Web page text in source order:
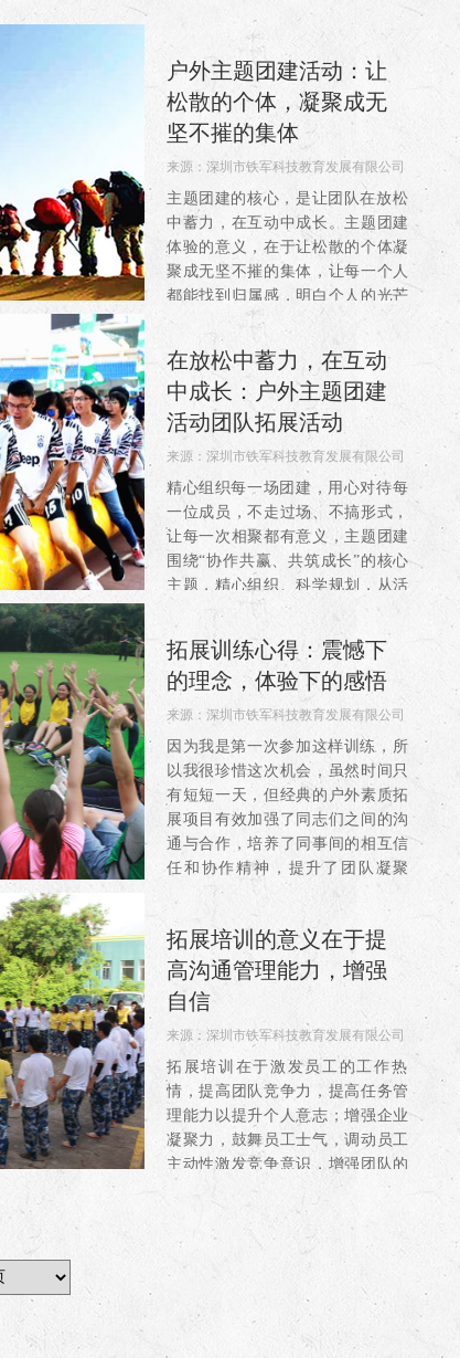
户外主题团建活动：让
松散的个体，凝聚成无
坚不摧的集体
来源： 深圳市铁军科技教育发展有限公司
阅读：208
主题团建的核心，是让团队在放松
中蓄力，在互动中成长。主题团建
体验的意义，在于让松散的个体凝
聚成无坚不摧的集体，让每一个人
都能找到归属感，明白个人的光芒
有限，团队的合力无穷，让每一个
人都能找到归属感，让松散的个
体，凝聚成无坚不摧的集体，心往
一...
在放松中蓄力，在互动
中成长：户外主题团建
活动团队拓展活动
来源： 深圳市铁军科技教育发展有限公司
阅读：406
精心组织每一场团建，用心对待每
一位成员，不走过场、不搞形式，
让每一次相聚都有意义，主题团建
围绕“协作共赢、共筑成长”的核心
主题，精心组织、科学规划，从活
动方案的制定到现场执行的每一个
细节，都充分考虑团队的实际需
求，这场团建是一次团队的重新
集...
拓展训练心得：震憾下
的理念，体验下的感悟
来源： 深圳市铁军科技教育发展有限公司
阅读：4648
因为我是第一次参加这样训练，所
以我很珍惜这次机会，虽然时间只
有短短一天，但经典的户外素质拓
展项目有效加强了同志们之间的沟
通与合作，培养了同事间的相互信
任和协作精神，提升了团队凝聚
力，激发了队员的潜能，使队员们
感受到了克服困难的愉悦，培养了
积...
拓展培训的意义在于提
高沟通管理能力，增强
自信
来源： 深圳市铁军科技教育发展有限公司
阅读：3466
拓展培训在于激发员工的工作热
情，提高团队竞争力，提高任务管
理能力以提升个人意志；增强企业
凝聚力，鼓舞员工士气，调动员工
主动性激发竞争意识，增强团队的
责任心和荣誉感，培养团队合作精
神，培养相互支持、主动配合的工
作方式。增加非工作状态下的沟